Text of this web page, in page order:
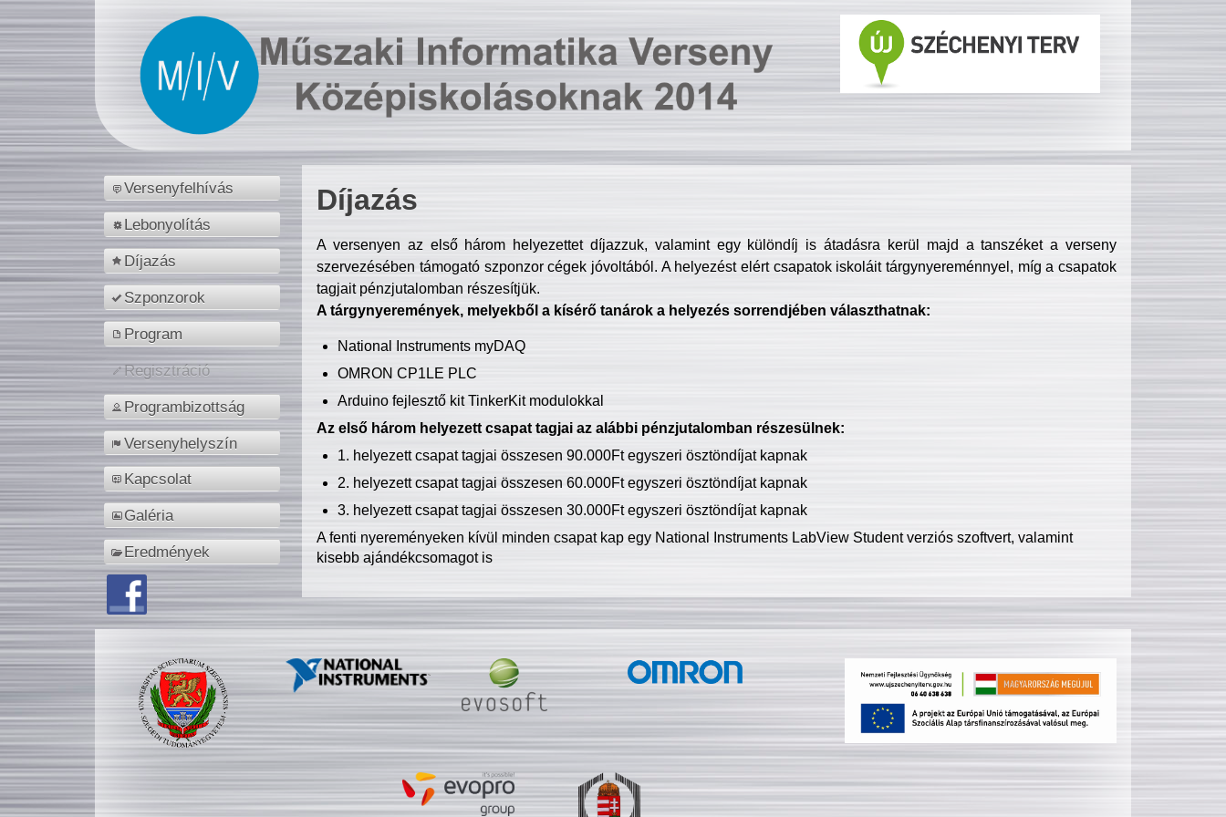
Versenyfelhívás
Lebonyolítás
Díjazás
Szponzorok
Program
Regisztráció
Programbizottság
Versenyhelyszín
Kapcsolat
Galéria
Eredmények
Díjazás
A versenyen az első három helyezettet díjazzuk, valamint egy különdíj is átadásra kerül majd a tanszéket a verseny
szervezésében támogató szponzor cégek jóvoltából. A helyezést elért csapatok iskoláit tárgynyereménnyel, míg a csapatok
tagjait pénzjutalomban részesítjük.
A tárgynyeremények, melyekből a kísérő tanárok a helyezés sorrendjében választhatnak:
National Instruments myDAQ
OMRON CP1LE PLC
Arduino fejlesztő kit TinkerKit modulokkal
Az első három helyezett csapat tagjai az alábbi pénzjutalomban részesülnek:
1. helyezett csapat tagjai összesen 90.000Ft egyszeri ösztöndíjat kapnak
2. helyezett csapat tagjai összesen 60.000Ft egyszeri ösztöndíjat kapnak
3. helyezett csapat tagjai összesen 30.000Ft egyszeri ösztöndíjat kapnak
A fenti nyereményeken kívül minden csapat kap egy National Instruments LabView Student verziós szoftvert, valamint
kisebb ajándékcsomagot is